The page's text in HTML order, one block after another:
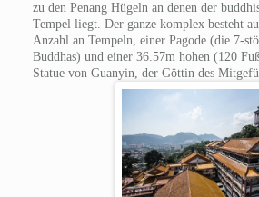
zu den Penang Hügeln an denen der
Tempel liegt. Der ganze komplex besteht
Anzahl an Tempeln, einer Pagode (die 7-
Buddhas) und einer 36.57m hohen (120
Statue von Guanyin, der Göttin des